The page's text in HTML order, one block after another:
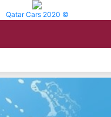
Qatar Cars 2020 ©